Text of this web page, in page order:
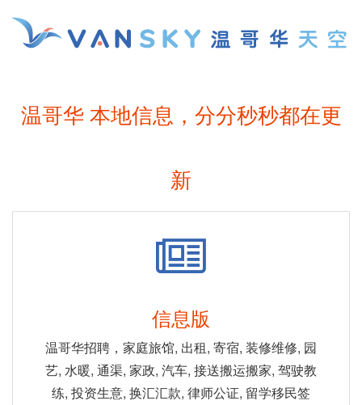
温哥华 本地信息，分分秒秒都在更
新
信息版
温哥华招聘，家庭旅馆, 出租, 寄宿, 装修维修, 园
艺, 水暖, 通渠, 家政, 汽车, 接送搬运搬家, 驾驶教
练, 投资生意, 换汇汇款, 律师公证, 留学移民签